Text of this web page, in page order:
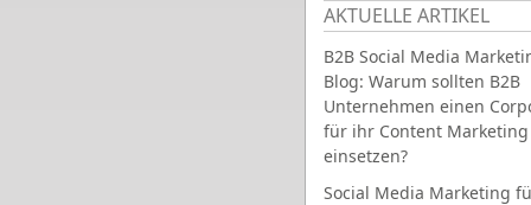
AKTUELLE ARTIKEL
B2B Social Media
Blog: Warum sollten B2B
Unternehmen einen
für ihr Content Marketing
einsetzen?
Social Media Marketing